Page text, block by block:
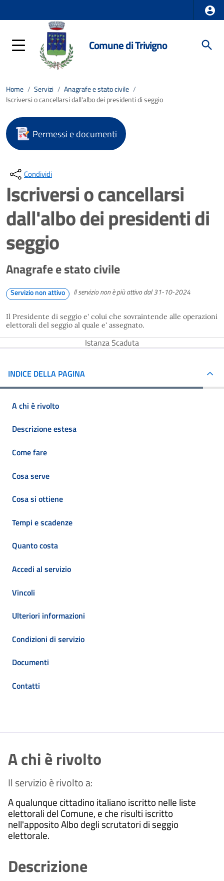
Comune di Trivigno
Home / Servizi / Anagrafe e stato civile /
Iscriversi o cancellarsi dall'albo dei presidenti di seggio
Permessi e documenti
Condividi
Iscriversi o cancellarsi
dall'albo dei presidenti di
seggio
Anagrafe e stato civile
Servizio non attivo Il servizio non è più attivo dal 31-10-2024
Il Presidente di seggio e' colui che sovraintende alle operazioni
elettorali del seggio al quale e' assegnato.
Istanza Scaduta
INDICE DELLA PAGINA
A chi è rivolto
Descrizione estesa
Come fare
Cosa serve
Cosa si ottiene
Tempi e scadenze
Quanto costa
Accedi al servizio
Vincoli
Ulteriori informazioni
Condizioni di servizio
Documenti
Contatti
A chi è rivolto
Il servizio è rivolto a:
Aqualunque cittadino italiano iscritto nelle liste
elettorali del Comune, e che risulti iscritto
nell'apposito Albo degli scrutatori di seggio
elettorale.
Descrizione